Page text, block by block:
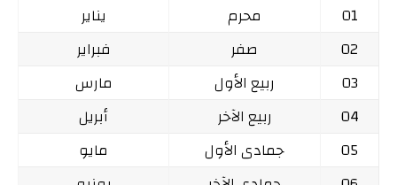
01
محرم
يناير
02
صفر
فبراير
03
ربيع الأول
مارس
04
ربيع الآخر
أبريل
05
جمادى الأول
مايو